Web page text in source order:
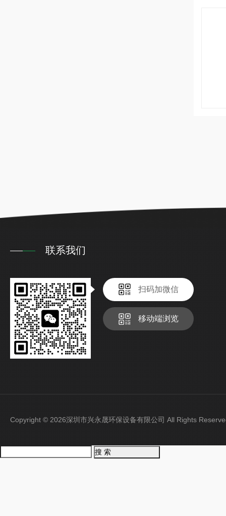
联系我们
扫码加微信
移动端浏览
Copyright © 2026深圳市兴永晟环保设备有限公司 All Rights